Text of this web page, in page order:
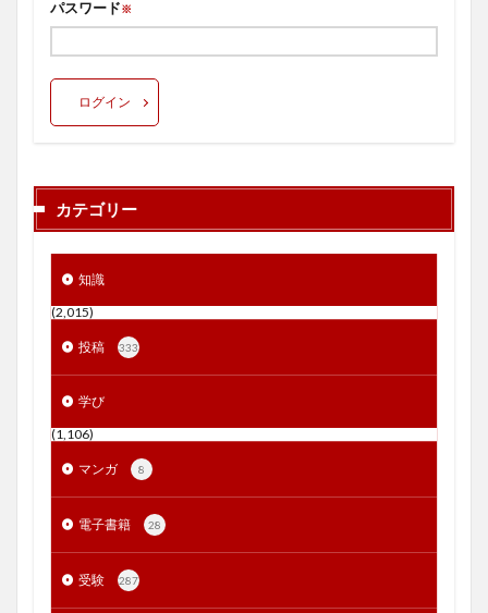
パスワード※
ログイン
カテゴリー
知識
(2,015)
投稿 333
学び
(1,106)
マンガ 8
電子書籍 28
受験 287